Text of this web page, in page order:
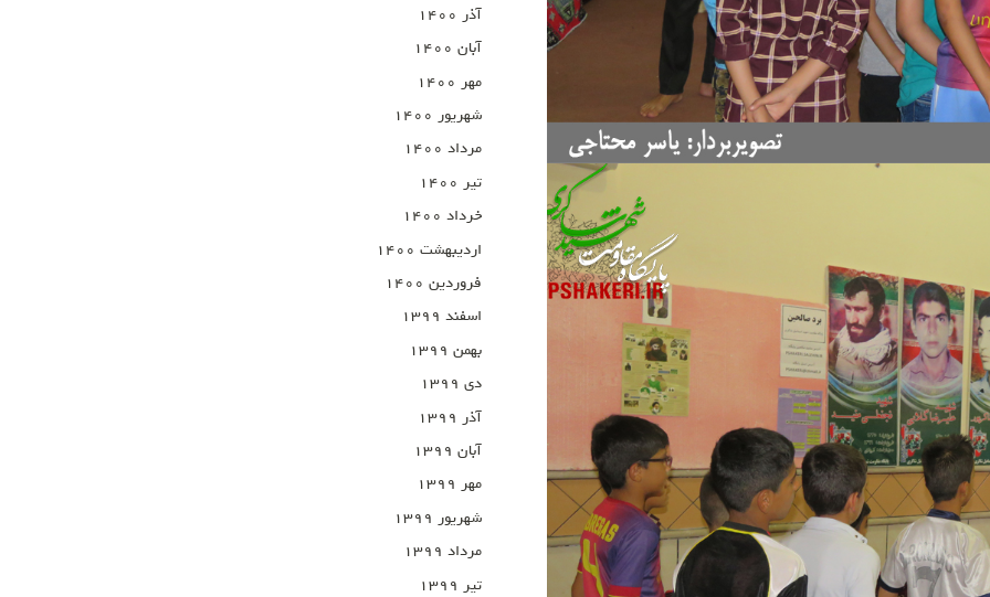
آذر ۱۴۰۰
آبان ۱۴۰۰
مهر ۱۴۰۰
شهریور ۱۴۰۰
مرداد ۱۴۰۰
تیر ۱۴۰۰
خرداد ۱۴۰۰
اردیبهشت ۱۴۰۰
فروردین ۱۴۰۰
اسفند ۱۳۹۹
بهمن ۱۳۹۹
دی ۱۳۹۹
آذر ۱۳۹۹
آبان ۱۳۹۹
مهر ۱۳۹۹
شهریور ۱۳۹۹
مرداد ۱۳۹۹
تیر ۱۳۹۹